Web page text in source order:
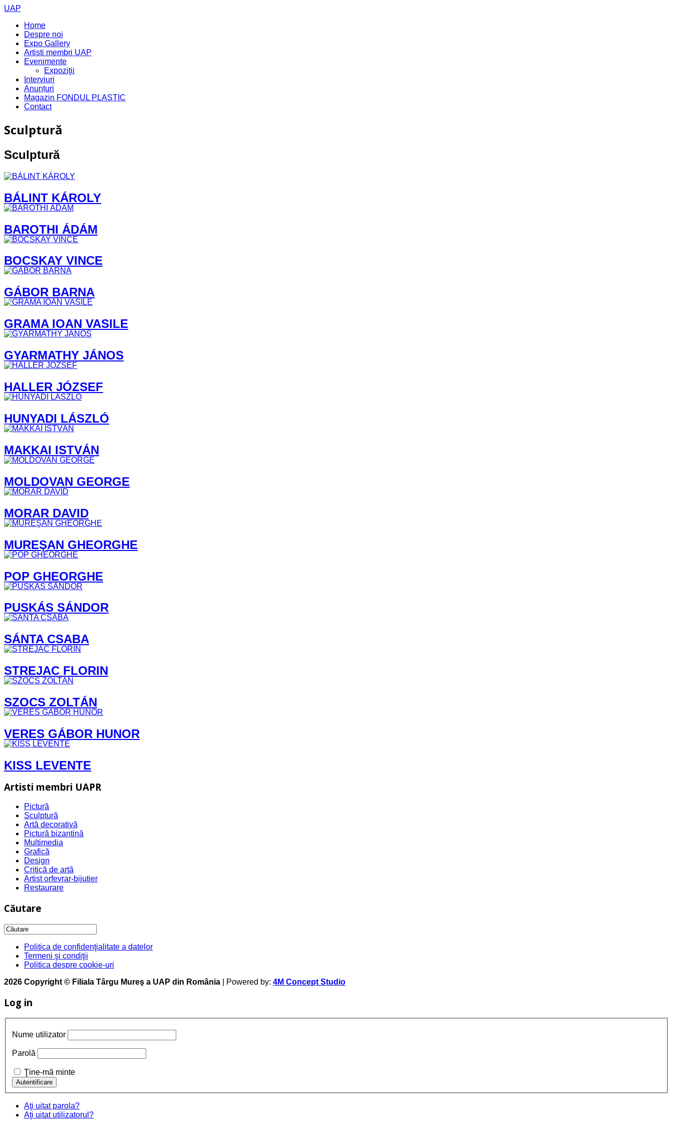
UAP
Home
Despre noi
Expo Gallery
Artisti membri UAP
Evenimente
Expoziţii
Interviuri
Anunțuri
Magazin FONDUL PLASTIC
Contact
Sculptură
Sculptură
BÁLINT KÁROLY
BAROTHI ÁDÁM
BOCSKAY VINCE
GÁBOR BARNA
GRAMA IOAN VASILE
GYARMATHY JÁNOS
HALLER JÓZSEF
HUNYADI LÁSZLÓ
MAKKAI ISTVÁN
MOLDOVAN GEORGE
MORAR DAVID
MUREŞAN GHEORGHE
POP GHEORGHE
PUSKÁS SÁNDOR
SÁNTA CSABA
STREJAC FLORIN
SZOCS ZOLTÁN
VERES GÁBOR HUNOR
​KISS LEVENTE
Artisti membri UAPR
Pictură
Sculptură
Artă decorativă
Pictură bizantină
Multimedia
Grafică
Design
Critică de artă
Artist orfevrar-bijutier
Restaurare
Căutare
Politica de confidenţialitate a datelor
Termeni şi condiţii
Politica despre cookie-uri
2026 Copyright © Filiala Târgu Mureş a UAP din România | Powered by: 4M Concept Studio
Log in
Nume utilizator
Parolă
Ţine-mă minte
Aţi uitat parola?
Aţi uitat utilizatorul?